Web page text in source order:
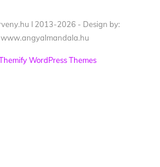
I 2013-2026 - Design by:
WordPress Themes